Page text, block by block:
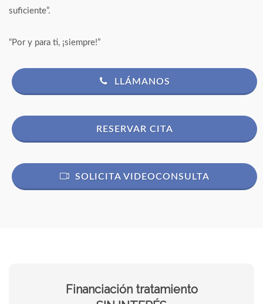
suficiente”.
“Por y para ti, ¡siempre!”
LLÁMANOS
RESERVAR CITA
SOLICITA VIDEOCONSULTA
Financiación tratamiento